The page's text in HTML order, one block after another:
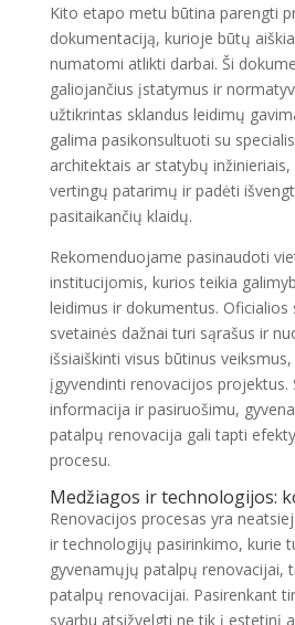
Kito etapo metu būtina parengti
dokumentaciją, kurioje būtų
numatomi atlikti darbai. Ši
galiojančius įstatymus ir
užtikrintas sklandus leidimų
galima pasikonsultuoti su
architektais ar statybų
vertingų patarimų ir padėti
pasitaikančių klaidų.
Rekomenduojame pasinaudoti
institucijomis, kurios teikia
leidimus ir dokumentus. Oficialios
svetainės dažnai turi sąrašus ir
išsiaiškinti visus būtinus
įgyvendinti renovacijos projektus.
informacija ir pasiruošimu,
patalpų renovacija gali tapti
procesu.
Medžiagos ir technologijos:
Renovacijos procesas yra
ir technologijų pasirinkimo, kurie
gyvenamųjų patalpų renovacijai,
patalpų renovacijai. Pasirenkant
svarbu atsižvelgti ne tik į estetinį